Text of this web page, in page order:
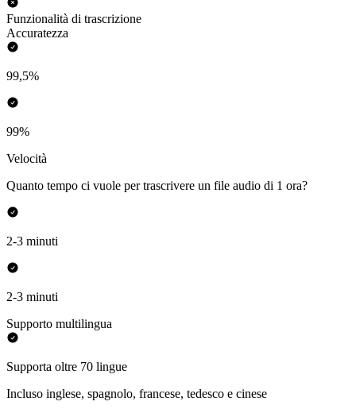
Funzionalità di trascrizione
Accuratezza
99,5%
99%
Velocità
Quanto tempo ci vuole per trascrivere un file audio di 1 ora?
2-3 minuti
2-3 minuti
Supporto multilingua
Supporta oltre 70 lingue
Incluso inglese, spagnolo, francese, tedesco e cinese